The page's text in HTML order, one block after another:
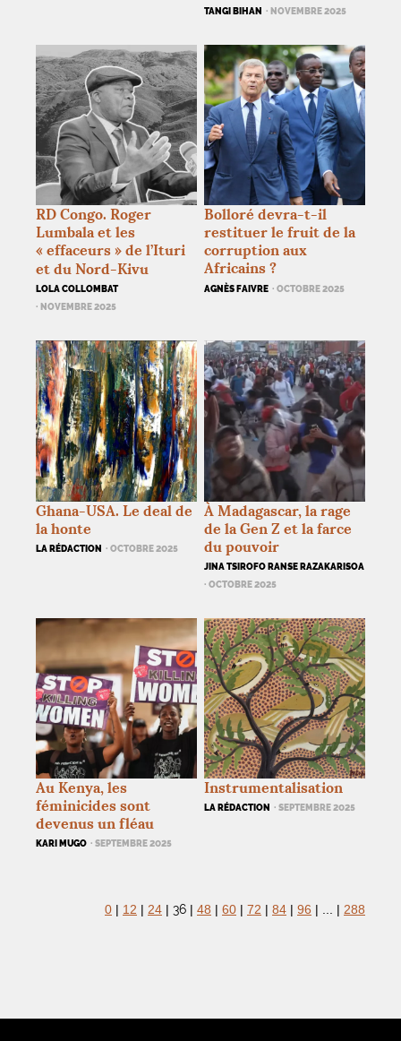
TANGI BIHAN · NOVEMBRE 2025
RD Congo. Roger
Lumbala et les
« effaceurs » de l’Ituri
et du Nord-Kivu
LOLA COLLOMBAT
· NOVEMBRE 2025
Bolloré devra-t-il
restituer le fruit de la
corruption aux
Africains ?
AGNÈS FAIVRE · OCTOBRE 2025
Ghana-USA. Le deal de
la honte
LA RÉDACTION · OCTOBRE 2025
À Madagascar, la rage
de la Gen Z et la farce
du pouvoir
JINA TSIROFO RANSE RAZAKARISOA
· OCTOBRE 2025
Au Kenya, les
féminicides sont
devenus un fléau
KARI MUGO · SEPTEMBRE 2025
Instrumentalisation
LA RÉDACTION · SEPTEMBRE 2025
0 | 12 | 24 | 36 | 48 | 60 | 72 | 84 | 96 | | 288